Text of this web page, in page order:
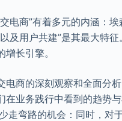
电商”有着多元的内涵：
及用户共建”是其最大特
长引擎。
电商的深刻观察和全面分
在业务践行中看到的趋势
走弯路的机会：同时，对